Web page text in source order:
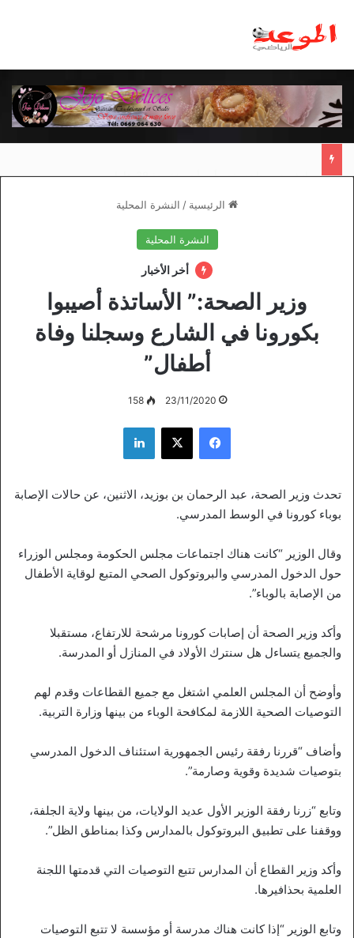
الرئيسية / النشرة المحلية
النشرة المحلية
أخر الأخبار
وزير الصحة:” الأساتذة أصيبوا
بكورونا في الشارع وسجلنا وفاة
أطفال”
23/11/2020
158
فيسبوك ‫X لينكدإن
تحدث وزير الصحة، عبد الرحمان بن بوزيد، الاثنين، عن حالات الإصابة
بوباء كورونا في الوسط المدرسي.
وقال الوزير “كانت هناك اجتماعات مجلس الحكومة ومجلس الوزراء
حول الدخول المدرسي والبروتوكول الصحي المتبع لوقاية الأطفال
من الإصابة بالوباء”.
وأكد وزير الصحة أن إصابات كورونا مرشحة للارتفاع، مستقبلا
والجميع يتساءل هل سنترك الأولاد في المنازل أو المدرسة.
وأوضح أن المجلس العلمي اشتغل مع جميع القطاعات وقدم لهم
التوصيات الصحية اللازمة لمكافحة الوباء من بينها وزارة التربية.
وأضاف “قررنا رفقة رئيس الجمهورية استئناف الدخول المدرسي
بتوصيات شديدة وقوية وصارمة”.
وتابع “زرنا رفقة الوزير الأول عديد الولايات، من بينها ولاية الجلفة،
ووقفنا على تطبيق البروتوكول بالمدارس وكذا بمناطق الظل”.
وأكد وزير القطاع أن المدارس تتبع التوصيات التي قدمتها اللجنة
العلمية بحذافيرها.
وتابع الوزير “إذا كانت هناك مدرسة أو مؤسسة لا تتبع التوصيات